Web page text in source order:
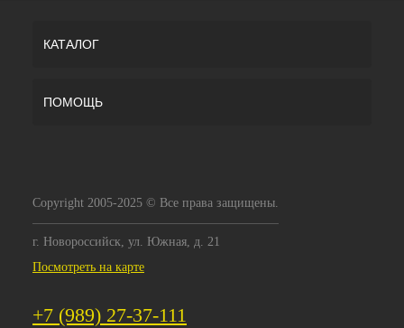
КАТАЛОГ
ПОМОЩЬ
Copyright 2005-2025 © Все права защищены.
г. Новороссийск, ул. Южная, д. 21
Посмотреть на карте
+7 (989) 27-37-111